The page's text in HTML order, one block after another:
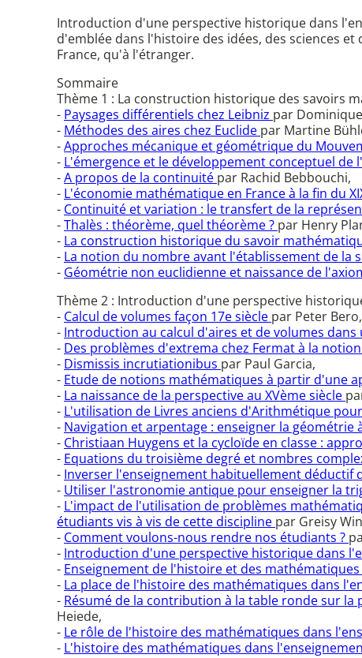
Introduction d'une perspective historique dans
d'emblée dans l'histoire des idées, des sciences
France, qu'à l'étranger.
Sommaire
Thème 1 : La construction historique des savoirs
- Paysages différentiels chez Leibniz par
- Méthodes des aires chez Euclide par Martine
-Approches mécanique et géométrique du
- L'émergence et le développement conceptuel de
-A propos de la continuité par Rachid Bebbouchi,
- L'économie mathématique en France à la fin du
- Continuité et variation : le transfert de la
-Thalès : théorème, quel théorème ? par Henry
- La construction historique du savoir
- La notion du nombre avant l'établissement de la
- Géométrie non euclidienne et naissance de
Thème 2 : Introduction d'une perspective
- Calcul de volumes façon 17e siècle par Peter Bero,
- Introduction au calcul d'aires et de volumes
- Des problèmes d'extrema chez Fermat à la
- Dismissis incrutiationibus par Paul Garcia,
- Etude de notions mathématiques à partir d'une
- La naissance de la perspective au XVème siècle
- L'utilisation de Livres anciens d'Arithmétique
- Navigation et arpentage : enseigner la
- Christiaan Huygens et la cycloïde en classe :
- Equations du troisième degré et nombres
- Inverser l'enseignement habituellement déductif
- Utiliser l'astronomie antique pour enseigner la
- L'impact de l'utilisation de problèmes
étudiants vis à vis de cette discipline par Greisy
- Comment voulons-nous rendre nos étudiants ?
- Introduction d'une perspective historique dans
- Enseignement de l'histoire et des
- La place de l'histoire des mathématiques dans
- Résumé de la contribution à la table ronde sur
Heiede,
- Le rôle de l'histoire des mathématiques dans
- L'histoire des mathématiques dans